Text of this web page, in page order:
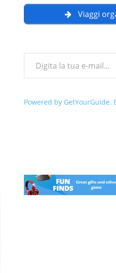
Viaggi
Digita la tua e-mail...
Powered by GetYourGuide.